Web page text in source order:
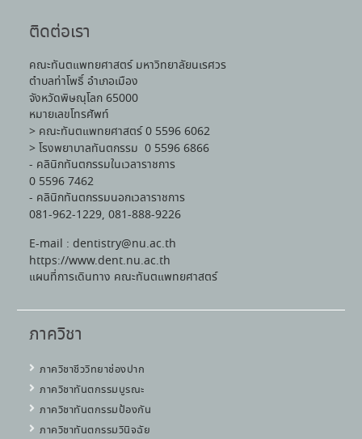
ติดต่อเรา
คณะทันตแพทยศาสตร์ มหาวิทยาลัยนเรศวร
ตำบลท่าโพธิ์ อำเภอเมือง
จังหวัดพิษณุโลก 65000
หมายเลขโทรศัพท์
> คณะทันตแพทยศาสตร์ 0 5596 6062
> โรงพยาบาลทันตกรรม 0 5596 6866
- คลินิกทันตกรรมในเวลาราชการ
0 5596 7462
- คลินิกทันตกรรมนอกเวลาราชการ
081-962-1229, 081-888-9226
E-mail : dentistry@nu.ac.th
https://www.dent.nu.ac.th
แผนที่การเดินทาง คณะทันตแพทยศาสตร์
ภาควิชา
ภาควิชาชีววิทยาช่องปาก
ภาควิชาทันตกรรมบูรณะ
ภาควิชาทันตกรรมป้องกัน
ภาควิชาทันตกรรมวินิจฉัย